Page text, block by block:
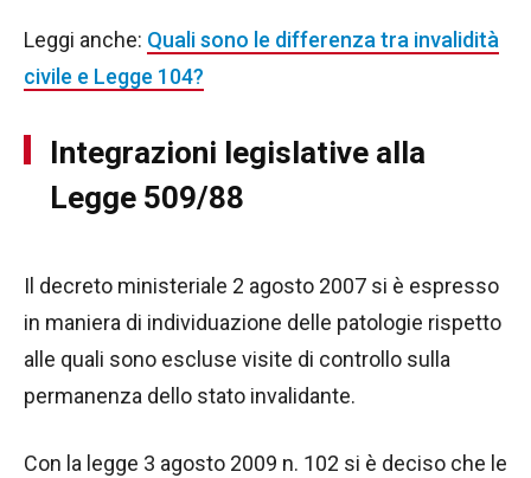
Leggi anche: Quali sono le differenza tra invalidità
civile e Legge 104?
Integrazioni legislative alla
Legge 509/88
Il decreto ministeriale 2 agosto 2007 si è espresso
in maniera di individuazione delle patologie rispetto
alle quali sono escluse visite di controllo sulla
permanenza dello stato invalidante.
Con la legge 3 agosto 2009 n. 102 si è deciso che le